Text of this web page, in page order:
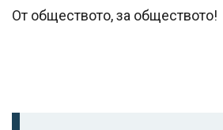
От обществото, за обществото!